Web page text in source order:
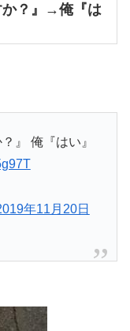
か？』→俺『は
』 俺『はい』
年11月20日